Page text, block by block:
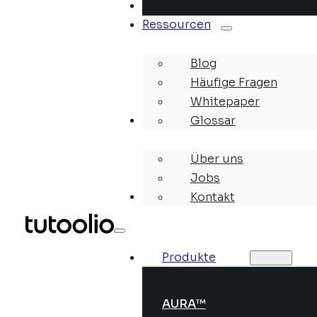
Ressourcen
Blog
Häufige Fragen
Whitepaper
Glossar
Unternehmen
Über uns
Jobs
Kontakt
Webinare
Produkte
AURA™